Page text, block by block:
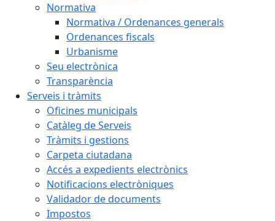
Normativa
Normativa / Ordenances generals
Ordenances fiscals
Urbanisme
Seu electrònica
Transparència
Serveis i tràmits
Oficines municipals
Catàleg de Serveis
Tràmits i gestions
Carpeta ciutadana
Accés a expedients electrònics
Notificacions electròniques
Validador de documents
Impostos